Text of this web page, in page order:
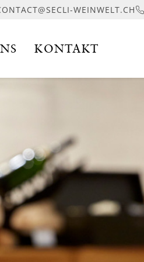
WEINWELT.CH
KONTAKT